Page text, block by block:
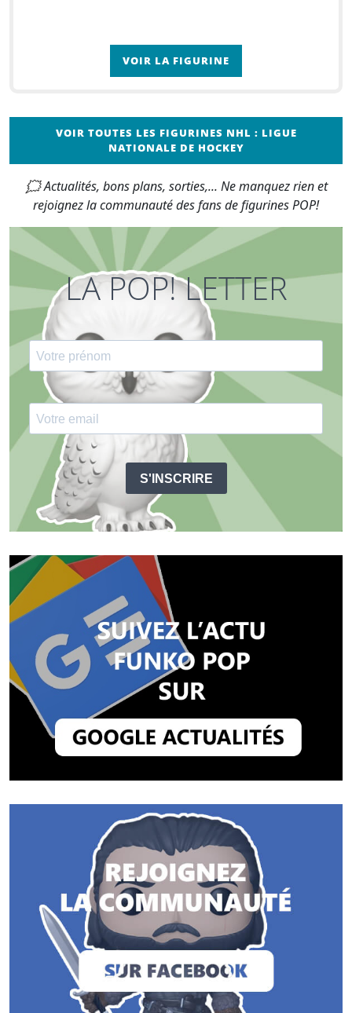
VOIR LA FIGURINE
VOIR TOUTES LES FIGURINES NHL : LIGUE
NATIONALE DE HOCKEY
🗯 Actualités, bons plans, sorties,... Ne manquez rien et
rejoignez la communauté des fans de figurines POP!
LA POP! LETTER
S'INSCRIRE